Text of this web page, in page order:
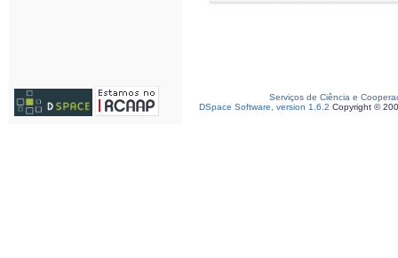
Serviços de Ciência e
DSpace Software, version 1.6.2 Copyright ©